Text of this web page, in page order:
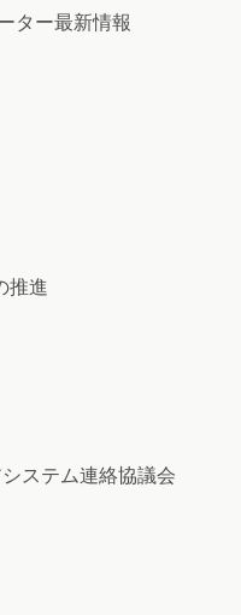
ター最新情報
推進
ステム連絡協議会